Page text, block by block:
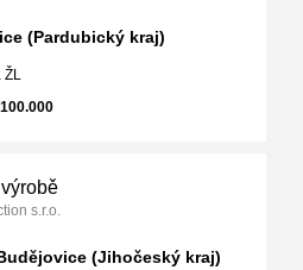
(Pardubický kraj)
ŽL
s.r.o.
(Jihočeský kraj)